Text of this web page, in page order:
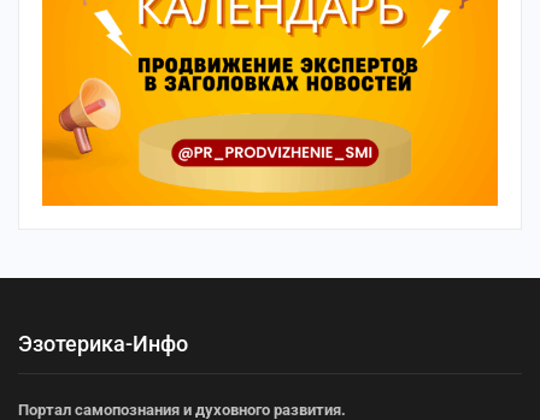
Эзотерика-Инфо
Портал самопознания и духовного развития.